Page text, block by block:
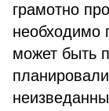
грамотно
необходимо
может быть